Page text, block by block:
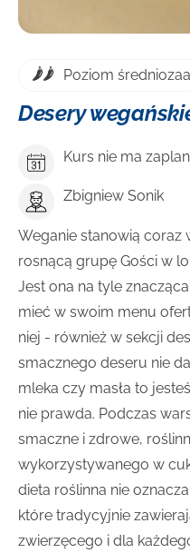
Poziom
Desery
Kurs nie ma
Zbigniew Sonik
Weganie stanowią coraz
rosnącą grupę Gości w
Jest ona na tyle
mieć w swoim menu
niej - również w sekcji
smacznego deseru nie
mleka czy masła to
nie prawda. Podczas
smaczne i zdrowe,
wykorzystywanego w
dieta roślinna nie
które tradycyjnie
zwierzęcego i dla